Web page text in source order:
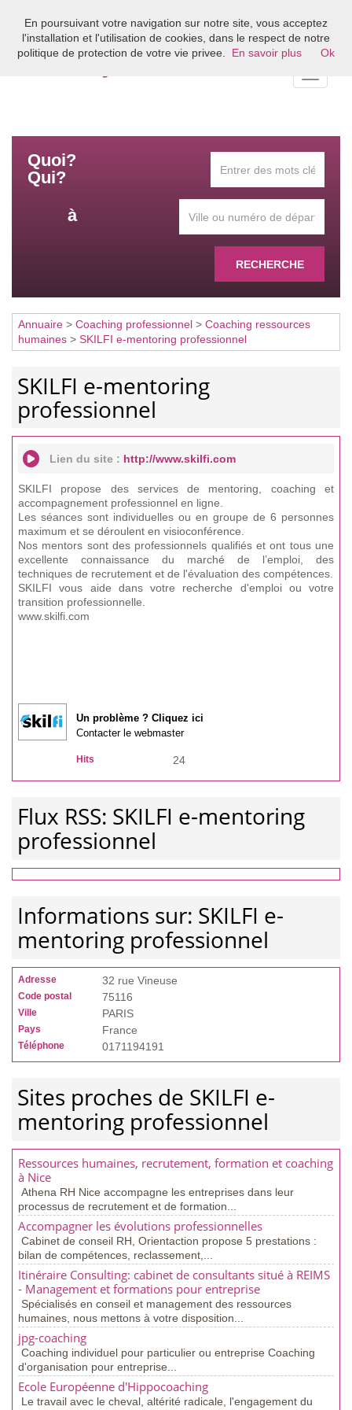
Bienvenue sur l'annuaire du coaching en France
Quoi?
Qui?
à
RECHERCHE
Annuaire > Coaching professionnel > Coaching ressources
humaines > SKILFI e-mentoring professionnel
SKILFI e-mentoring
professionnel
Lien du site : http://www.skilfi.com
SKILFI propose des services de mentoring, coaching et
accompagnement professionnel en ligne.
Les séances sont individuelles ou en groupe de 6 personnes
maximum et se déroulent en visioconférence.
Nos mentors sont des professionnels qualifiés et ont tous une
excellente connaissance du marché de l’emploi, des
techniques de recrutement et de l'évaluation des compétences.
SKILFI vous aide dans votre recherche d'emploi ou votre
transition professionnelle.
www.skilfi.com
Un problème ? Cliquez ici
Contacter le webmaster
Hits 24
Flux RSS: SKILFI e-mentoring
professionnel
Informations sur: SKILFI e-
mentoring professionnel
Adresse 32 rue Vineuse
Code postal 75116
Ville PARIS
Pays France
Téléphone 0171194191
Sites proches de SKILFI e-
mentoring professionnel
Ressources humaines, recrutement, formation et coaching
à Nice
Athena RH Nice accompagne les entreprises dans leur
processus de recrutement et de formation...
Accompagner les évolutions professionnelles
Cabinet de conseil RH, Orientaction propose 5 prestations :
bilan de compétences, reclassement,...
Itinéraire Consulting: cabinet de consultants situé à REIMS
- Management et formations pour entreprise
Spécialisés en conseil et management des ressources
humaines, nous mettons à votre disposition...
jpg-coaching
Coaching individuel pour particulier ou entreprise Coaching
d'organisation pour entreprise...
Ecole Européenne d'Hippocoaching
Le travail avec le cheval, altérité radicale, l'engagement du
En poursuivant votre navigation sur notre site, vous acceptez
l'installation et l'utilisation de cookies, dans le respect de notre
politique de protection de votre vie privee.
En savoir plus Ok